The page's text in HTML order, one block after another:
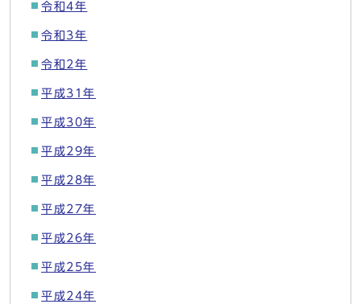
令和4年
令和3年
令和2年
平成31年
平成30年
平成29年
平成28年
平成27年
平成26年
平成25年
平成24年